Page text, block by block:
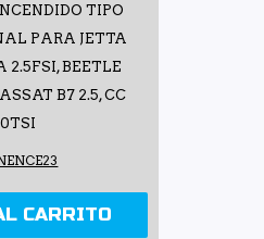
TIPO
PARA JETTA
2.5FSI, BEETLE
B7 2.5, CC
CARRITO